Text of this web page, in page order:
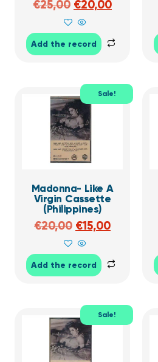
€25,00 €20,00
Add the record
Sale!
Madonna- Like A
Virgin Cassette
(Philippines)
€20,00 €15,00
Add the record
Sale!